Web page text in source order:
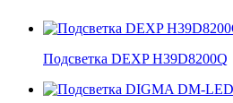
Подсветка DEXP H39D8200Q